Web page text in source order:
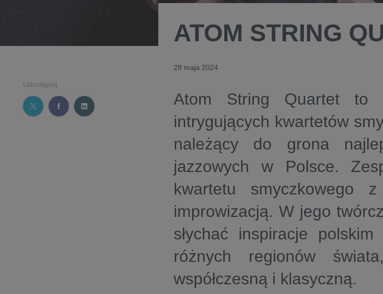
Udostępnij
ATOM STRING
28 maja 2024
Atom String Quartet to
intrygujących kwartetów
należący do grona
jazzowych w Polsce.
kwartetu smyczkowego
improwizacją. W jego
słychać inspiracje
różnych regionów
współczesną i klasyczną.